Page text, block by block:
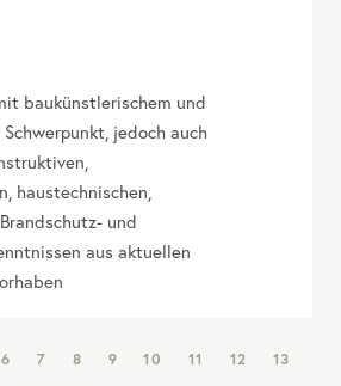
baukünstlerischem und
jedoch auch
haustechnischen,
und
aus aktuellen
6 7 8 9 10 11 12
13